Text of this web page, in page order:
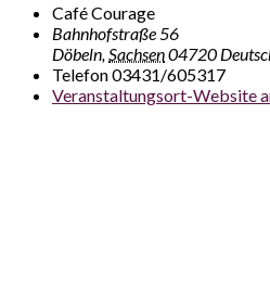
Café Courage
Bahnhofstraße 56
Döbeln,Sachsen04720
Telefon03431/605317
Veranstaltungsort-Website